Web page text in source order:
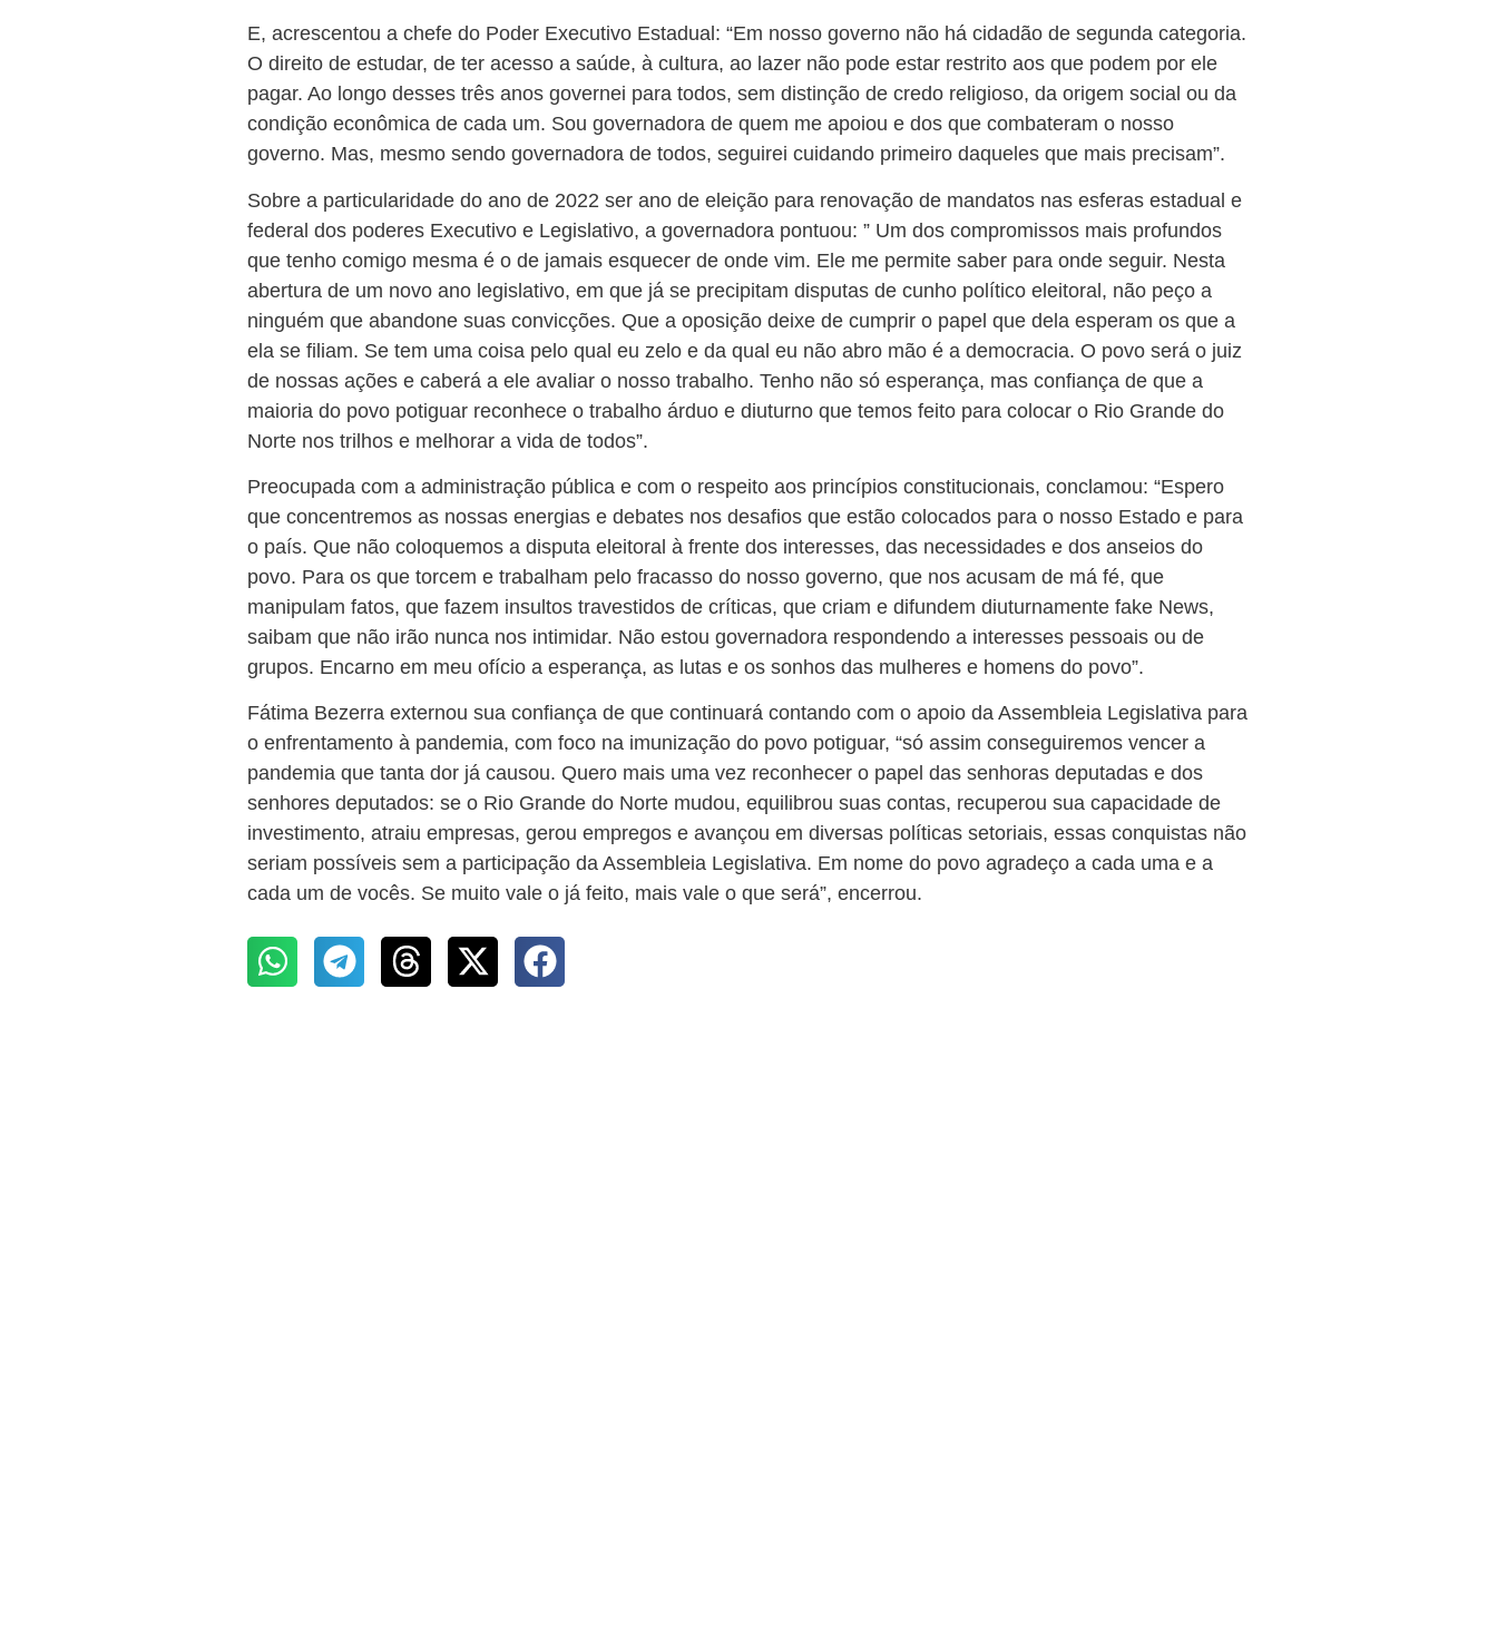
E, acrescentou a chefe do Poder Executivo Estadual: “Em nosso governo não há cidadão de segunda categoria.
O direito de estudar, de ter acesso a saúde, à cultura, ao lazer não pode estar restrito aos que podem por ele
pagar. Ao longo desses três anos governei para todos, sem distinção de credo religioso, da origem social ou da
condição econômica de cada um. Sou governadora de quem me apoiou e dos que combateram o nosso
governo. Mas, mesmo sendo governadora de todos, seguirei cuidando primeiro daqueles que mais precisam”.
Sobre a particularidade do ano de 2022 ser ano de eleição para renovação de mandatos nas esferas estadual e
federal dos poderes Executivo e Legislativo, a governadora pontuou: ” Um dos compromissos mais profundos
que tenho comigo mesma é o de jamais esquecer de onde vim. Ele me permite saber para onde seguir. Nesta
abertura de um novo ano legislativo, em que já se precipitam disputas de cunho político eleitoral, não peço a
ninguém que abandone suas convicções. Que a oposição deixe de cumprir o papel que dela esperam os que a
ela se filiam. Se tem uma coisa pelo qual eu zelo e da qual eu não abro mão é a democracia. O povo será o juiz
de nossas ações e caberá a ele avaliar o nosso trabalho. Tenho não só esperança, mas confiança de que a
maioria do povo potiguar reconhece o trabalho árduo e diuturno que temos feito para colocar o Rio Grande do
Norte nos trilhos e melhorar a vida de todos”.
Preocupada com a administração pública e com o respeito aos princípios constitucionais, conclamou: “Espero
que concentremos as nossas energias e debates nos desafios que estão colocados para o nosso Estado e para
o país. Que não coloquemos a disputa eleitoral à frente dos interesses, das necessidades e dos anseios do
povo. Para os que torcem e trabalham pelo fracasso do nosso governo, que nos acusam de má fé, que
manipulam fatos, que fazem insultos travestidos de críticas, que criam e difundem diuturnamente fake News,
saibam que não irão nunca nos intimidar. Não estou governadora respondendo a interesses pessoais ou de
grupos. Encarno em meu ofício a esperança, as lutas e os sonhos das mulheres e homens do povo”.
Fátima Bezerra externou sua confiança de que continuará contando com o apoio da Assembleia Legislativa para
o enfrentamento à pandemia, com foco na imunização do povo potiguar, “só assim conseguiremos vencer a
pandemia que tanta dor já causou. Quero mais uma vez reconhecer o papel das senhoras deputadas e dos
senhores deputados: se o Rio Grande do Norte mudou, equilibrou suas contas, recuperou sua capacidade de
investimento, atraiu empresas, gerou empregos e avançou em diversas políticas setoriais, essas conquistas não
seriam possíveis sem a participação da Assembleia Legislativa. Em nome do povo agradeço a cada uma e a
cada um de vocês. Se muito vale o já feito, mais vale o que será”, encerrou.